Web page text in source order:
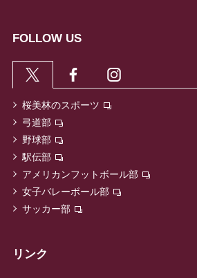
FOLLOW US
桜美林のスポーツ
弓道部
野球部
駅伝部
アメリカンフットボール部
女子バレーボール部
サッカー部
リンク